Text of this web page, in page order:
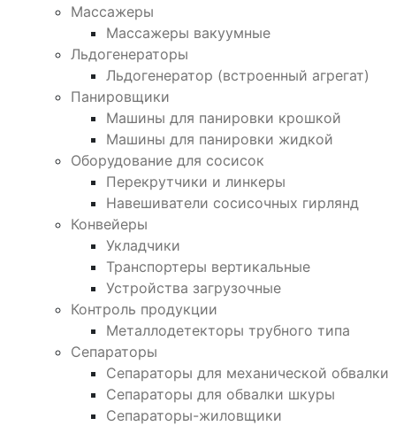
Массажеры
Массажеры вакуумные
Льдогенераторы
Льдогенератор (встроенный агрегат)
Панировщики
Машины для панировки крошкой
Машины для панировки жидкой
Оборудование для сосисок
Перекрутчики и линкеры
Навешиватели сосисочных гирлянд
Конвейеры
Укладчики
Транспортеры вертикальные
Устройства загрузочные
Контроль продукции
Металлодетекторы трубного типа
Сепараторы
Сепараторы для механической обвалки
Сепараторы для обвалки шкуры
Сепараторы-жиловщики